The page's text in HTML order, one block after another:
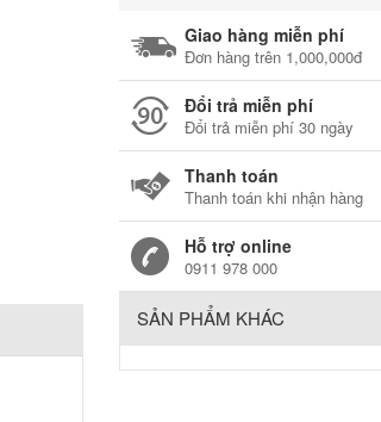
Giao hàng miễn phí
Đơn hàng trên 1,000,000đ
Đổi trả miễn phí
Đổi trả miễn phí 30 ngày
Thanh toán
Thanh toán khi nhận hàng
Hỗ trợ online
0911 978 000
SẢN PHẨM KHÁC